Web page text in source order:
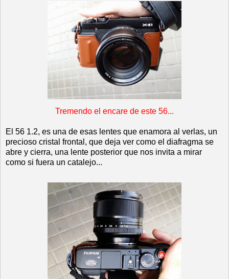
Tremendo el encare de este 56...
El 56 1.2, es una de esas lentes que enamora al verlas, un
precioso cristal frontal, que deja ver como el diafragma se
abre y cierra, una lente posterior que nos invita a mirar
como si fuera un catalejo...